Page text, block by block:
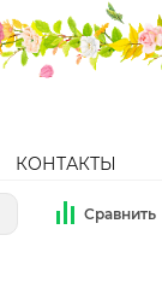
КОНТАКТЫ
Сравнить